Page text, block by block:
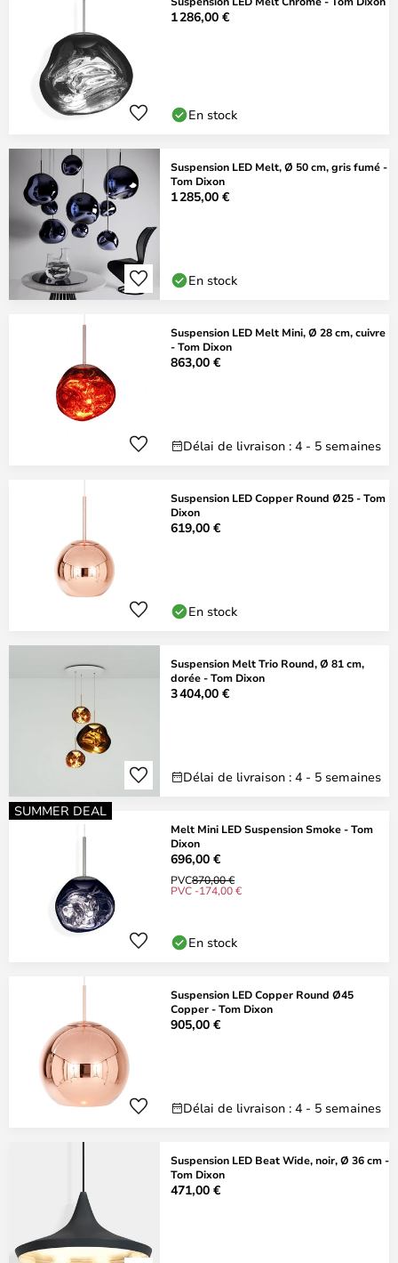
1 286,00 €
En stock
Suspension LED Melt, Ø 50 cm, gris fumé -
Tom Dixon
1 285,00 €
En stock
Suspension LED Melt Mini, Ø 28 cm, cuivre
- Tom Dixon
863,00 €
Délai de livraison : 4 - 5 semaines
Suspension LED Copper Round Ø25 - Tom
Dixon
619,00 €
En stock
Suspension Melt Trio Round, Ø 81 cm,
dorée - Tom Dixon
3 404,00 €
Délai de livraison : 4 - 5 semaines
SUMMER DEAL
Melt Mini LED Suspension Smoke - Tom
Dixon
696,00 €
PVC870,00 €
PVC -174,00 €
En stock
Suspension LED Copper Round Ø45
Copper - Tom Dixon
905,00 €
Délai de livraison : 4 - 5 semaines
Suspension LED Beat Wide, noir, Ø 36 cm -
Tom Dixon
471,00 €